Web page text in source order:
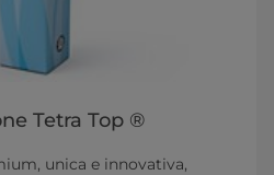
Tetra Top ®
unica e innovativa,